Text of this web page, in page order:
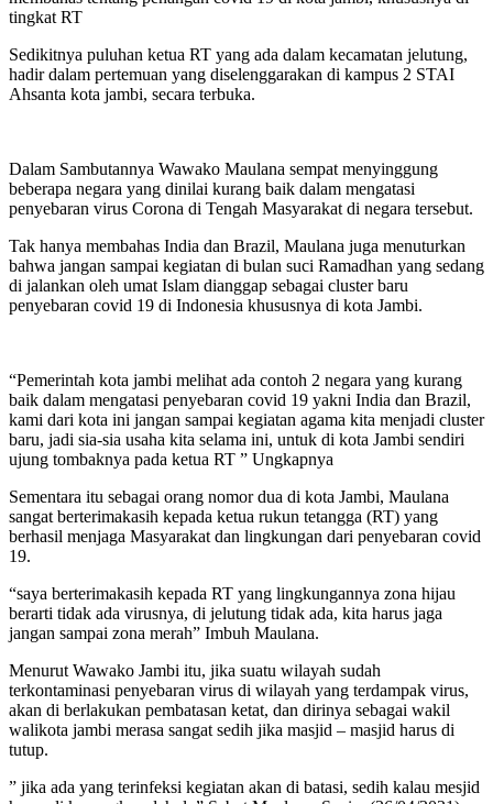
tingkat RT
Sedikitnya puluhan ketua RT yang ada dalam kecamatan jelutung,
hadir dalam pertemuan yang diselenggarakan di kampus 2 STAI
Ahsanta kota jambi, secara terbuka.
Dalam Sambutannya Wawako Maulana sempat menyinggung
beberapa negara yang dinilai kurang baik dalam mengatasi
penyebaran virus Corona di Tengah Masyarakat di negara tersebut.
Tak hanya membahas India dan Brazil, Maulana juga menuturkan
bahwa jangan sampai kegiatan di bulan suci Ramadhan yang sedang
di jalankan oleh umat Islam dianggap sebagai cluster baru
penyebaran covid 19 di Indonesia khususnya di kota Jambi.
“Pemerintah kota jambi melihat ada contoh 2 negara yang kurang
baik dalam mengatasi penyebaran covid 19 yakni India dan Brazil,
kami dari kota ini jangan sampai kegiatan agama kita menjadi cluster
baru, jadi sia-sia usaha kita selama ini, untuk di kota Jambi sendiri
ujung tombaknya pada ketua RT ” Ungkapnya
Sementara itu sebagai orang nomor dua di kota Jambi, Maulana
sangat berterimakasih kepada ketua rukun tetangga (RT) yang
berhasil menjaga Masyarakat dan lingkungan dari penyebaran covid
19.
“saya berterimakasih kepada RT yang lingkungannya zona hijau
berarti tidak ada virusnya, di jelutung tidak ada, kita harus jaga
jangan sampai zona merah” Imbuh Maulana.
Menurut Wawako Jambi itu, jika suatu wilayah sudah
terkontaminasi penyebaran virus di wilayah yang terdampak virus,
akan di berlakukan pembatasan ketat, dan dirinya sebagai wakil
walikota jambi merasa sangat sedih jika masjid – masjid harus di
tutup.
” jika ada yang terinfeksi kegiatan akan di batasi, sedih kalau mesjid